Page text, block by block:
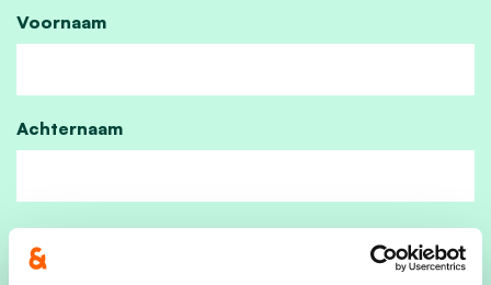
Voornaam
Achternaam
E-mailadres